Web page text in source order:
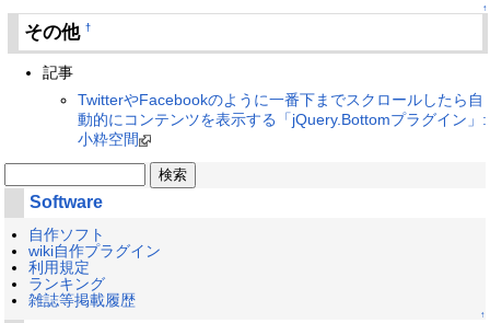
↑
その他†
記事
TwitterやFacebookのように一番下までスクロールしたら自
動的にコンテンツを表示する「jQuery.Bottomプラグイン」:
小粋空間
Software
自作ソフト
wiki自作プラグイン
利用規定
ランキング
雑誌等掲載履歴
↑